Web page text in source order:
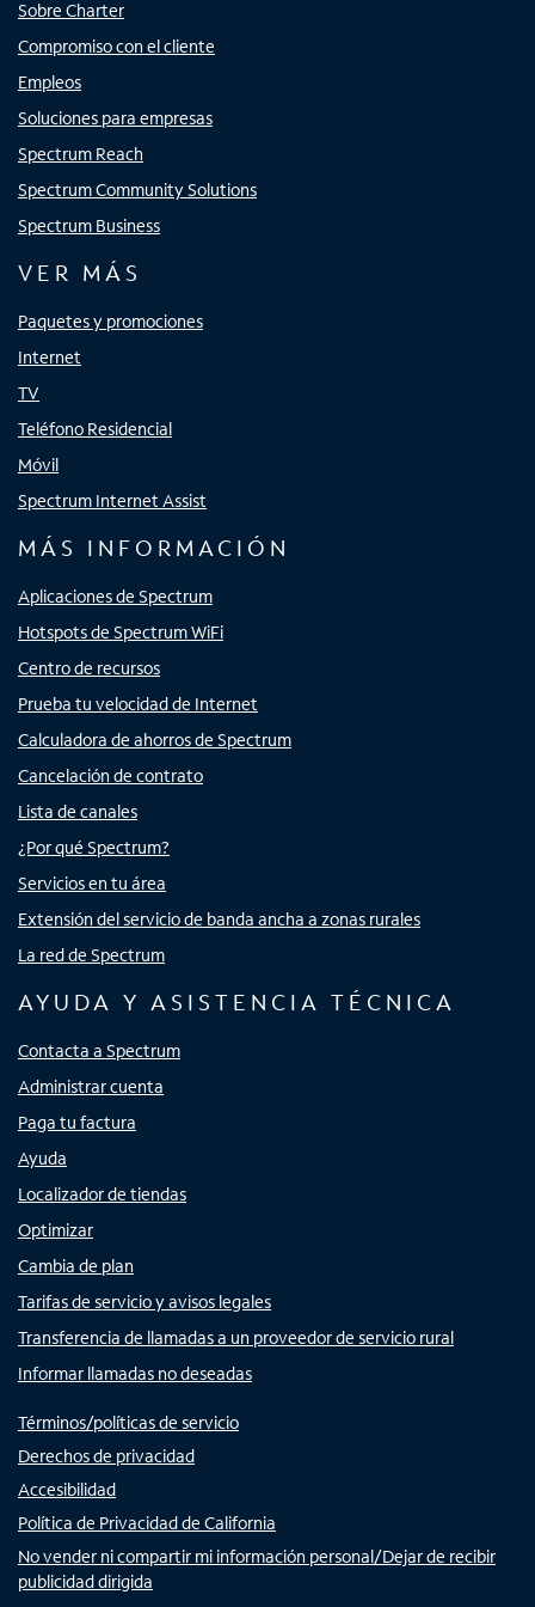
Sobre Charter
Compromiso con el cliente
Empleos
Soluciones para empresas
Spectrum Reach
Spectrum Community Solutions
Spectrum Business
VER MÁS
Paquetes y promociones
Internet
TV
Teléfono Residencial
Móvil
Spectrum Internet Assist
MÁS INFORMACIÓN
Aplicaciones de Spectrum
Hotspots de Spectrum WiFi
Centro de recursos
Prueba tu velocidad de Internet
Calculadora de ahorros de Spectrum
Cancelación de contrato
Lista de canales
¿Por qué Spectrum?
Servicios en tu área
Extensión del servicio de banda ancha a zonas rurales
La red de Spectrum
AYUDA Y ASISTENCIA TÉCNICA
Contacta a Spectrum
Administrar cuenta
Paga tu factura
Ayuda
Localizador de tiendas
Optimizar
Cambia de plan
Tarifas de servicio y avisos legales
Transferencia de llamadas a un proveedor de servicio rural
Informar llamadas no deseadas
Términos/políticas de servicio
Derechos de privacidad
Accesibilidad
Política de Privacidad de California
No vender ni compartir mi información personal/Dejar de recibir
publicidad dirigida